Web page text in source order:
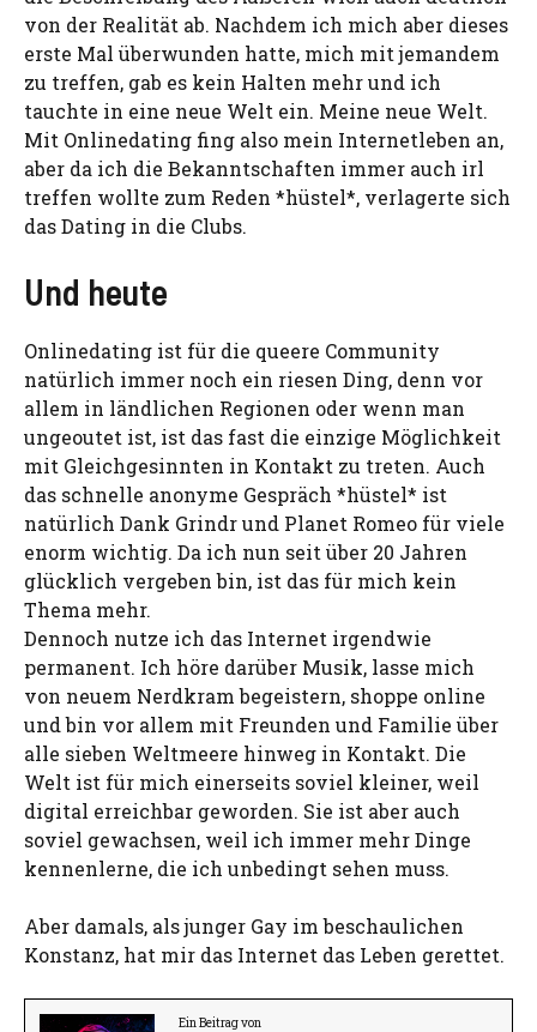
von der Realität ab. Nachdem ich mich aber dieses
erste Mal überwunden hatte, mich mit jemandem
zu treffen, gab es kein Halten mehr und ich
tauchte in eine neue Welt ein. Meine neue Welt.
Mit Onlinedating fing also mein Internetleben an,
aber da ich die Bekanntschaften immer auch irl
treffen wollte zum Reden *hüstel*, verlagerte sich
das Dating in die Clubs.
Und heute
Onlinedating ist für die queere Community
natürlich immer noch ein riesen Ding, denn vor
allem in ländlichen Regionen oder wenn man
ungeoutet ist, ist das fast die einzige Möglichkeit
mit Gleichgesinnten in Kontakt zu treten. Auch
das schnelle anonyme Gespräch *hüstel* ist
natürlich Dank Grindr und Planet Romeo für viele
enorm wichtig. Da ich nun seit über 20 Jahren
glücklich vergeben bin, ist das für mich kein
Thema mehr.
Dennoch nutze ich das Internet irgendwie
permanent. Ich höre darüber Musik, lasse mich
von neuem Nerdkram begeistern, shoppe online
und bin vor allem mit Freunden und Familie über
alle sieben Weltmeere hinweg in Kontakt. Die
Welt ist für mich einerseits soviel kleiner, weil
digital erreichbar geworden. Sie ist aber auch
soviel gewachsen, weil ich immer mehr Dinge
kennenlerne, die ich unbedingt sehen muss.
Aber damals, als junger Gay im beschaulichen
Konstanz, hat mir das Internet das Leben gerettet.
Ein Beitrag von